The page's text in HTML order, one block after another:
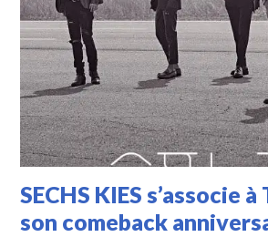
SECHS KIES s’associe
son comeback